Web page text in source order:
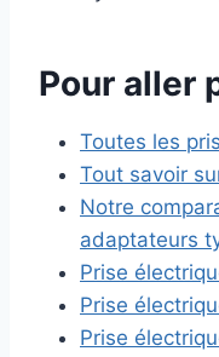
Pour aller
Toutes les
Tout savoir
Notre
adaptateurs
Prise
Prise
Prise